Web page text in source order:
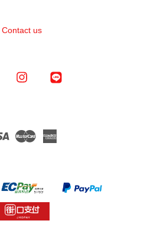
Contact us
Facebook Instagram
Visa Master